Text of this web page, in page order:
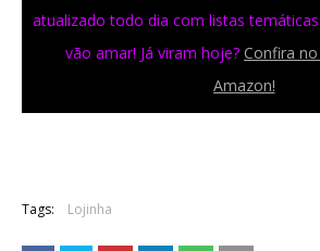
atualizado todo dia com listas
vão amar! Já viram hoje? Confira
Amazon!
Tags: Lojinha